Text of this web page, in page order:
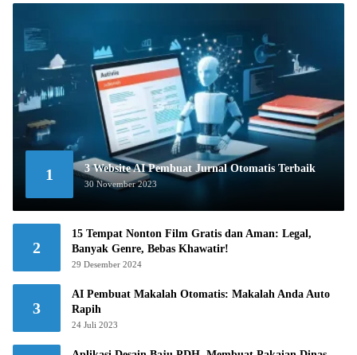
1 3 Website AI Pembuat Jurnal Otomatis Terbaik
30 November 2023
2
15 Tempat Nonton Film Gratis dan Aman: Legal,
Banyak Genre, Bebas Khawatir!
29 Desember 2024
3
AI Pembuat Makalah Otomatis: Makalah Anda Auto
Rapih
24 Juli 2023